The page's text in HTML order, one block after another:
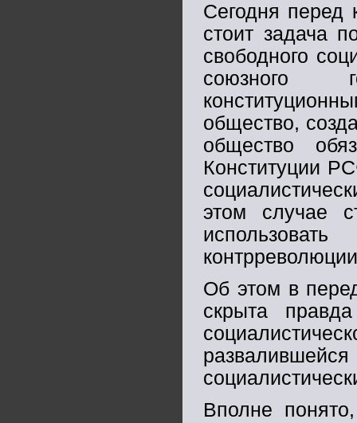
Сегодня перед
стоит задача
свободного
союзного
общество,
общество
Конституции
этом случае
Об этом в
скрыта
Вполне